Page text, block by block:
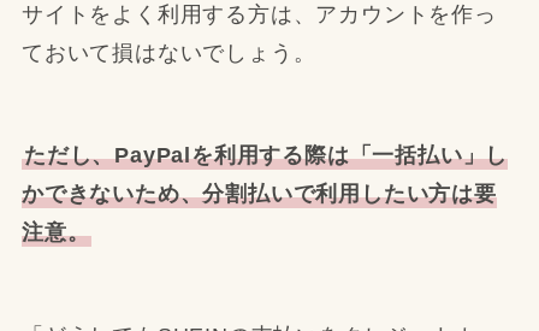
サイトをよく利用する方は、アカウントを作っ
ておいて損はないでしょう。
ただし、PayPalを利用する際は「一括払い」し
かできないため、分割払いで利用したい方は要
注意。